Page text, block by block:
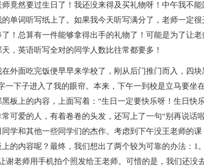
师竟然要过生日了！我还没来得及买礼物呀！中午我不
单词听写纸上了。如果我今天听写满分了，老师一定
！总算有一件能够拿得出手的礼物了！可能是为了让
，英语听写全对的同学人数比往常都要多！
在外面吃完饭便早早来学校了，刚从后门推门而入，四
一下子进入了我的眼帘。本来，下午一到校是立马要坐
板上的内容，上面写着：“生日一定要快乐呀！生日快
可爱的人，有着卷卷的头发，还写上了一句“别再说话
学和其他一些同学们的杰作。考虑到下午没王老师的
的内容呢？最终，我们想出了两个较为可靠的办法：1
谢老师用手机拍个照发给王老师。可惜的是，我们还没